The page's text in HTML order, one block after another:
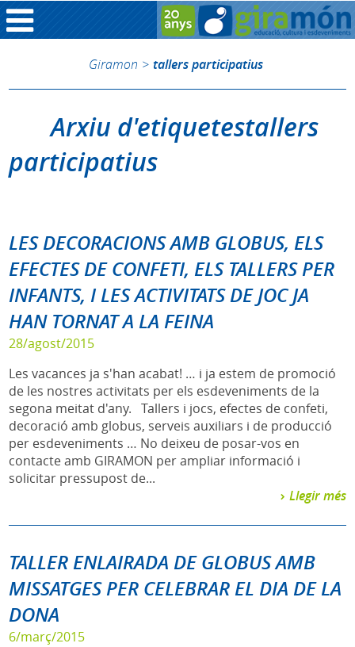
Giramon > tallers participatius
Arxiu d'etiquetestallers
participatius
LES DECORACIONS AMB GLOBUS, ELS
EFECTES DE CONFETI, ELS TALLERS PER
INFANTS, I LES ACTIVITATS DE JOC JA
HAN TORNAT A LA FEINA
28/agost/2015
Les vacances ja s'han acabat! … i ja estem de promoció
de les nostres activitats per els esdeveniments de la
segona meitat d'any. Tallers i jocs, efectes de confeti,
decoració amb globus, serveis auxiliars i de producció
per esdeveniments … No deixeu de posar-vos en
contacte amb GIRAMON per ampliar informació i
solicitar pressupost de...
Llegir més
TALLER ENLAIRADA DE GLOBUS AMB
MISSATGES PER CELEBRAR EL DIA DE LA
DONA
6/març/2015